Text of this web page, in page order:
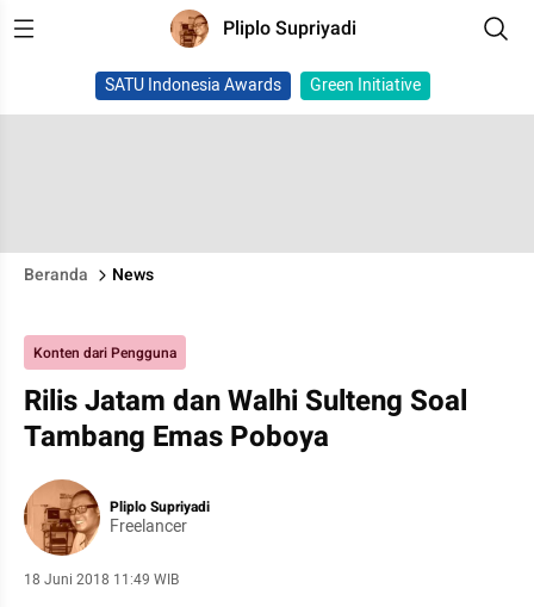
Pliplo Supriyadi
SATU Indonesia Awards Green Initiative
Beranda News
Konten dari Pengguna
Rilis Jatam dan Walhi Sulteng Soal
Tambang Emas Poboya
Pliplo Supriyadi
Freelancer
18 Juni 2018 11:49 WIB